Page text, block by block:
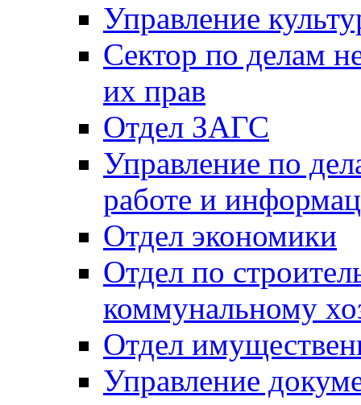
Управление
Сектор по делам
их прав
Отдел ЗАГС
Управление по
работе и
Отдел экономики
Отдел по
коммунальному
Отдел
Управление